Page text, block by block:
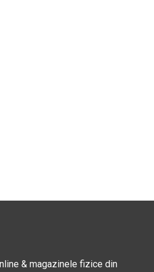
& magazinele fizice din